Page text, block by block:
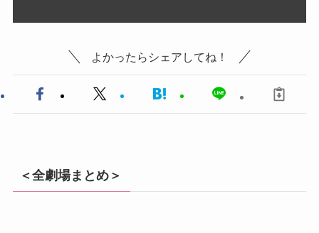
よかったらシェアしてね！
＜全劇場まとめ＞